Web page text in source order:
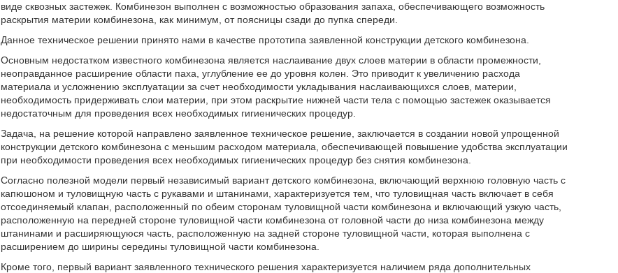
виде сквозных застежек. Комбинезон выполнен с возможностью образования запаха, обеспечивающего возможность
раскрытия материи комбинезона, как минимум, от поясницы сзади до пупка спереди.
Данное техническое решении принято нами в качестве прототипа заявленной конструкции детского комбинезона.
Основным недостатком известного комбинезона является наслаивание двух слоев материи в области промежности,
неоправданное расширение области паха, углубление ее до уровня колен. Это приводит к увеличению расхода
материала и усложнению эксплуатации за счет необходимости укладывания наслаивающихся слоев, материи,
необходимость придерживать слои материи, при этом раскрытие нижней части тела с помощью застежек оказывается
недостаточным для проведения всех необходимых гигиенических процедур.
Задача, на решение которой направлено заявленное техническое решение, заключается в создании новой упрощенной
конструкции детского комбинезона с меньшим расходом материала, обеспечивающей повышение удобства эксплуатации
при необходимости проведения всех необходимых гигиенических процедур без снятия комбинезона.
Согласно полезной модели первый независимый вариант детского комбинезона, включающий верхнюю головную часть с
капюшоном и туловищную часть с рукавами и штанинами, характеризуется тем, что туловищная часть включает в себя
отсоединяемый клапан, расположенный по обеим сторонам туловищной части комбинезона и включающий узкую часть,
расположенную на передней стороне туловищной части комбинезона от головной части до низа комбинезона между
штанинами и расширяющуюся часть, расположенную на задней стороне туловищной части, которая выполнена с
расширением до ширины середины туловищной части комбинезона.
Кроме того, первый вариант заявленного технического решения характеризуется наличием ряда дополнительных